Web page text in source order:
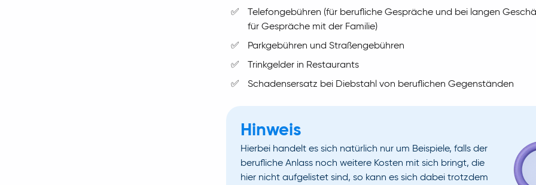
✅
Telefongebühren (für berufliche Gespräche und bei langen
für Gespräche mit der Familie)
✅
Parkgebühren und Straßengebühren
✅
Trinkgelder in Restaurants
✅
Schadensersatz bei Diebstahl von beruflichen Gegenständen
Hinweis
Hierbei handelt es sich natürlich nur um Beispiele, falls der
berufliche Anlass noch weitere Kosten mit sich bringt, die
hier nicht aufgelistet sind, so kann es sich dabei trotzdem